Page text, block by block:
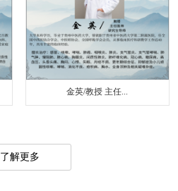
金英/教授 主任...
了解更多